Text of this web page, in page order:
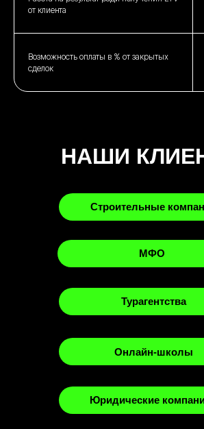
от клиента
Возможность оплаты в % от закрытых
сделок
Юридические
Онлайн-школы
Турагентства
МФО
Строительные
НАШИ